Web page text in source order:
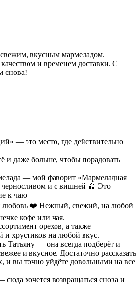
вкусным мармеладом.
и временем доставки. С
снова!
— это место, где действительно
и даже больше, чтобы порадовать
— мой фаворит «Мармеладная
черносливом и с вишней 🍒 Это
к чаю.
любовь ❤️ Нежный, свежий, на любой
кофе или чая.
орехов, а также
и хрустиков на любой вкус.
Татьяну — она всегда подберёт и
и вкусное. Достаточно рассказать
и вы точно уйдёте довольными на все
хочется возвращаться снова и